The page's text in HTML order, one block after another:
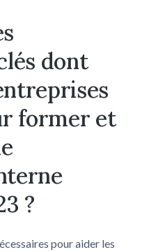
dont
former et
?
pour aider les